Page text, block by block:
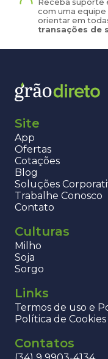
Receba suporte
com uma
orientar em
transações de
Site
App
Ofertas
Cotações
Blog
Soluções
Trabalhe Conosco
Contato
Culturas
Milho
Soja
Sorgo
Links
Termos de uso e
Política de Cookies
Contatos